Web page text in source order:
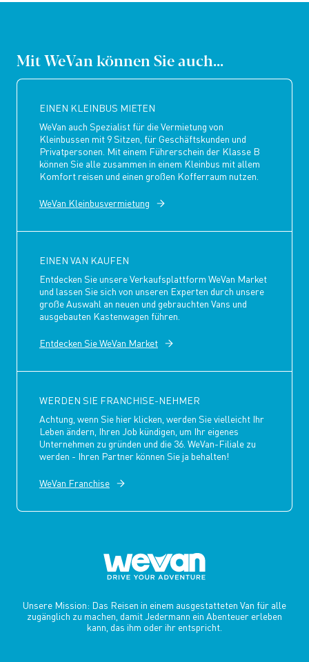
Mit WeVan können Sie auch...
EINEN KLEINBUS MIETEN
WeVan auch Spezialist für die Vermietung von
Kleinbussen mit 9 Sitzen, für Geschäftskunden und
Privatpersonen. Mit einem Führerschein der Klasse B
können Sie alle zusammen in einem Kleinbus mit allem
Komfort reisen und einen großen Kofferraum nutzen.
WeVan Kleinbusvermietung
EINEN VAN KAUFEN
Entdecken Sie unsere Verkaufsplattform WeVan Market
und lassen Sie sich von unseren Experten durch unsere
große Auswahl an neuen und gebrauchten Vans und
ausgebauten Kastenwagen führen.
Entdecken Sie WeVan Market
WERDEN SIE FRANCHISE-NEHMER
Achtung, wenn Sie hier klicken, werden Sie vielleicht Ihr
Leben ändern, Ihren Job kündigen, um Ihr eigenes
Unternehmen zu gründen und die 36. WeVan-Filiale zu
werden - Ihren Partner können Sie ja behalten!
WeVan Franchise
Unsere Mission: Das Reisen in einem ausgestatteten Van für alle
zugänglich zu machen, damit Jedermann ein Abenteuer erleben
kann, das ihm oder ihr entspricht.